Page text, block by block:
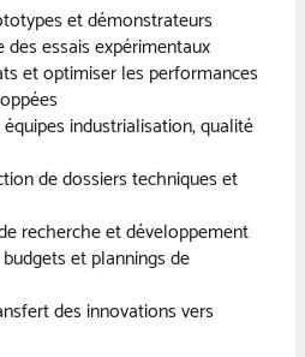
et démonstrateurs
essais expérimentaux
et optimiser les performances
industrialisation, qualité
de dossiers techniques et
recherche et développement
et plannings de
des innovations vers